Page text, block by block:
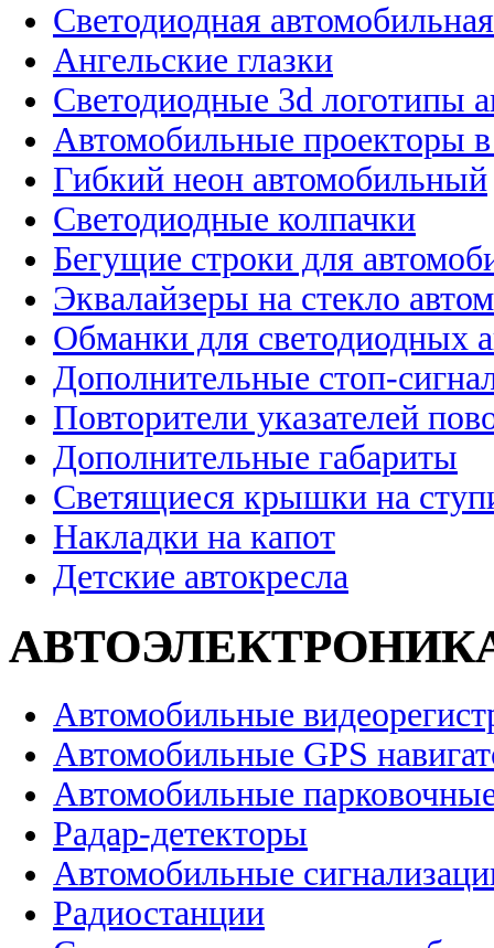
Светодиодная
Ангельские глазки
Светодиодные 3d логотипы
Автомобильные проекторы
Гибкий неон автомобильный
Светодиодные колпачки
Бегущие строки для
Эквалайзеры на стекло
Обманки для светодиодных
Дополнительные стоп-
Повторители указателей
Дополнительные габариты
Светящиеся крышки на
Накладки на капот
Детские автокресла
Автомобильные
Автомобильные GPS
Автомобильные
Радар-детекторы
Автомобильные
Радиостанции